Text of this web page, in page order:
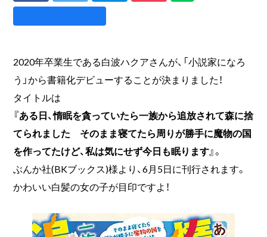
2020年卒業生である白波ハクアさんが、「小説家になろ
う」から書籍化デビューすることが決まりました！
タイトルは
『ある日、惰眠を貪っていたら一族から追放されて森に捨
てられました そのまま寝てたら周りが勝手に魔物の国
を作ってたけど、私は気にせず今日も眠ります』。
ぶんか社(BKブックス)様より、6月5日に刊行されます。
かわいい白髪の女の子が目印ですよ！